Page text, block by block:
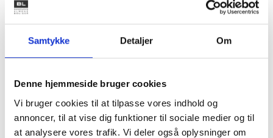
Samtykke Detaljer Om
Denne hjemmeside bruger cookies
Vi bruger cookies til at tilpasse vores indhold og
annoncer, til at vise dig funktioner til sociale medier og til
at analysere vores trafik. Vi deler også oplysninger om
Kontakt
Sanne Steen
Petersen
Afdelingschef
Tlf: 22 20 87 73
Mail: spe@bl.dk